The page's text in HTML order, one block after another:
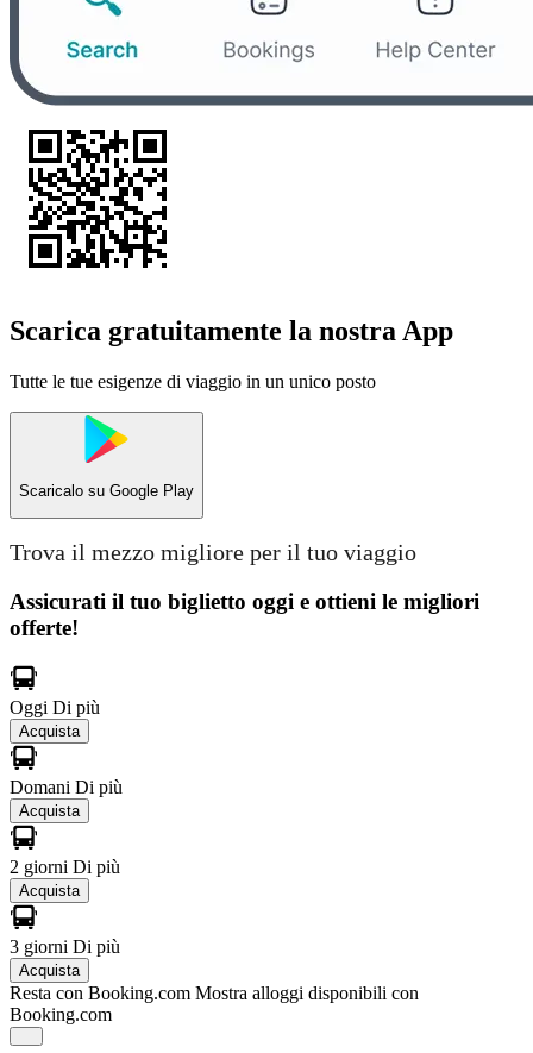
Scarica gratuitamente la nostra App
Tutte le tue esigenze di viaggio in un unico posto
Scaricalo su Google Play
Trova il mezzo migliore per il tuo viaggio
Assicurati il ​​tuo biglietto oggi e ottieni le migliori
offerte!
Oggi Di più
Acquista
Domani Di più
Acquista
2 giorni Di più
Acquista
3 giorni Di più
Acquista
Resta con Booking.com Mostra alloggi disponibili con
Booking.com